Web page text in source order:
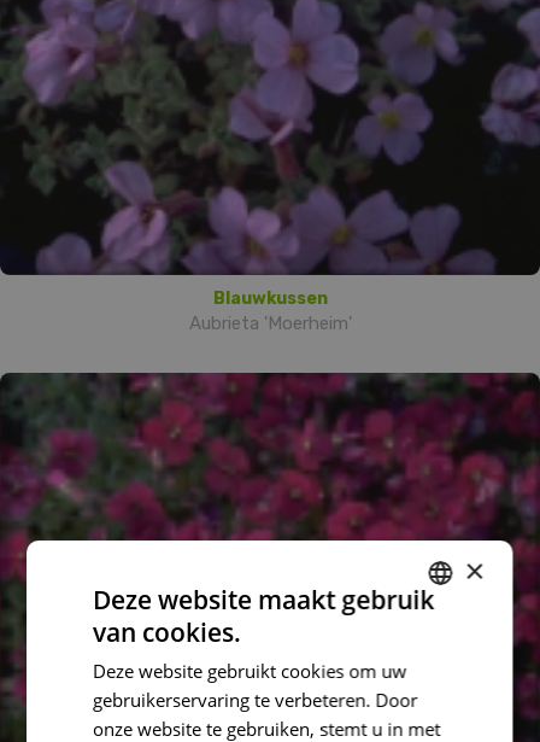
Blauwkussen
Aubrieta 'Moerheim'
×
Deze website maakt gebruik
van cookies.
Deze website gebruikt cookies om uw
gebruikerservaring te verbeteren. Door
onze website te gebruiken, stemt u in met